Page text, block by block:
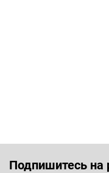
Подпишитесь на